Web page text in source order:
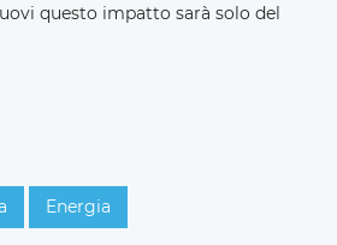
questo impatto sarà solo del
Energia